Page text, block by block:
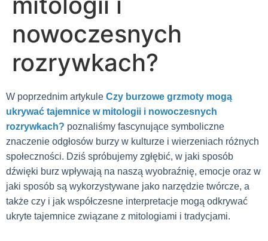
nowoczesnych
rozrywkach?
W poprzednim artykule Czy burzowe grzmoty mogą
ukrywać tajemnice w mitologii i nowoczesnych
rozrywkach? poznaliśmy fascynujące symboliczne
znaczenie odgłosów burzy w kulturze i wierzeniach różnych
społeczności. Dziś spróbujemy zgłębić, w jaki sposób
dźwięki burz wpływają na naszą wyobraźnię, emocje oraz w
jaki sposób są wykorzystywane jako narzędzie twórcze, a
także czy i jak współczesne interpretacje mogą odkrywać
ukryte tajemnice związane z mitologiami i tradycjami.